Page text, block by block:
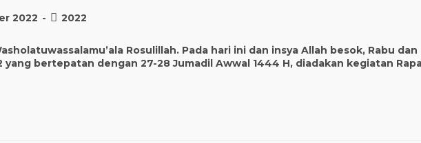
2022 2022
Rosulillah. Pada hari ini dan insya Allah besok, Rabu dan
yang bertepatan dengan 27-28 Jumadil Awwal 1444 H, diadakan kegiatan